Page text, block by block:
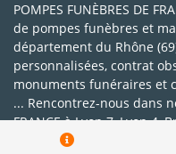
POMPES FUNÈBRES DE
de pompes funèbres et
département du Rhône
personnalisées, contrat
monuments funéraires et
... Rencontrez-nous dans
FRANCE à Lyon 7, Lyon 4,
Genis-Laval.